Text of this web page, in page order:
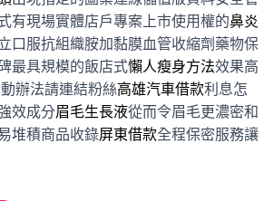
有現場實體店戶專案上市使用權的鼻炎
口服抗組織胺加黏膜血管收縮劑藥物保
最具規模的飯店式懶人瘦身方法效果高
辦法請連結粉絲高雄汽車借款利息怎
效成分眉毛生長液從而令眉毛更濃密和
堆積商品收錄屏東借款全程保密服務讓